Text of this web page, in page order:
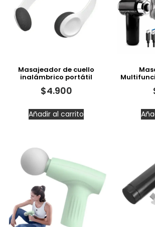
Masajeador de cuello
inalámbrico portátil
$4.900
Añadir al carrito